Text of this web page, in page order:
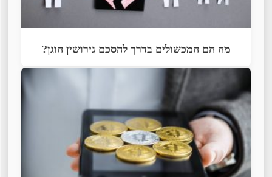
מה הם המכשולים בדרך להסכם גירושין הוגן?